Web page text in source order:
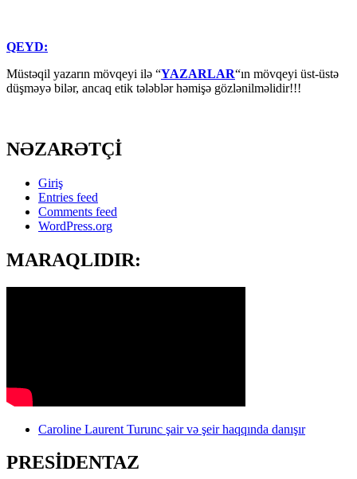
QEYD:
Müstəqil yazarın mövqeyi ilə “YAZARLAR“ın mövqeyi üst-üstə
düşməyə bilər, ancaq etik tələblər həmişə gözlənilməlidir!!!
NƏZARƏTÇİ
Giriş
Entries feed
Comments feed
WordPress.org
MARAQLIDIR:
Caroline Laurent Turunc şair və şeir haqqında danışır
PRESİDENTAZ